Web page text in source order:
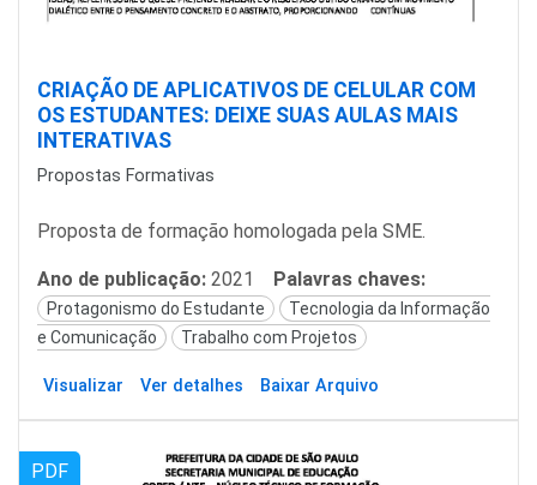
CRIAÇÃO DE APLICATIVOS DE CELULAR COM
OS ESTUDANTES: DEIXE SUAS AULAS MAIS
INTERATIVAS
Propostas Formativas
Proposta de formação homologada pela SME.
Ano de publicação: 2021 Palavras chaves:
Protagonismo do Estudante
Tecnologia da Informação
e Comunicação
Trabalho com Projetos
Visualizar Ver detalhes Baixar Arquivo
PDF